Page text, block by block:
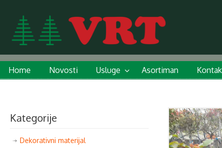
Home Novosti Usluge Asortiman
Kategorije
Dekorativni materijal